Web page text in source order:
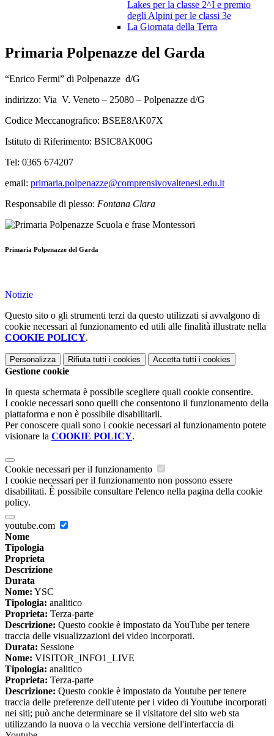
Lakes per la classe 2^I e premio
degli Alpini per le classi 3e
La Giornata della Terra
Primaria Polpenazze del Garda
“Enrico Fermi” di Polpenazze d/G
indirizzo: Via V. Veneto – 25080 – Polpenazze d/G
Codice Meccanografico: BSEE8AK07X
Istituto di Riferimento: BSIC8AK00G
Tel: 0365 674207
email: primaria.polpenazze@comprensivovaltenesi.edu.it
Responsabile di plesso: Fontana Clara
Primaria Polpenazze del Garda
Notizie
Questo sito o gli strumenti terzi da questo utilizzati si avvalgono di
cookie necessari al funzionamento ed utili alle finalità illustrate nella
COOKIE POLICY.
Personalizza Rifiuta tutti i cookies Accetta tutti i cookies
Gestione cookie
In questa schermata è possibile scegliere quali cookie consentire.
I cookie necessari sono quelli che consentono il funzionamento della
piattaforma e non è possibile disabilitarli.
Per conoscere quali sono i cookie necessari al funzionamento potete
visionare la COOKIE POLICY.
Cookie necessari per il funzionamento
I cookie necessari per il funzionamento non possono essere
disabilitati. È possibile consultare l'elenco nella pagina della cookie
policy.
youtube.com
Nome
Tipologia
Proprieta
Descrizione
Durata
Nome: YSC
Tipologia: analitico
Proprieta: Terza-parte
Descrizione: Questo cookie è impostato da YouTube per tenere
traccia delle visualizzazioni dei video incorporati.
Durata: Sessione
Nome: VISITOR_INFO1_LIVE
Tipologia: analitico
Proprieta: Terza-parte
Descrizione: Questo cookie è impostato da Youtube per tenere
traccia delle preferenze dell'utente per i video di Youtube incorporati
nei siti; può anche determinare se il visitatore del sito web sta
utilizzando la nuova o la vecchia versione dell'interfaccia di